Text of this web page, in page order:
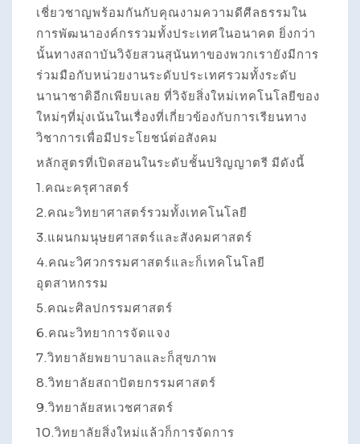
เชี่ยวชาญพร้อมกันกับคุณงามความดีศีลธรรมใน
การพัฒนาองค์กรรวมทั้งประเทศในอนาคต ยิ่งกว่า
นั้นทางสถาบันวิจัยสวนสุนันทาของพวกเรายังมีการ
ร่วมมือกับหน่วยงานระดับประเทศรวมทั้งระดับ
นานาชาติอีกเพียบเลย ที่วิจัยสิ่งใหม่เทคโนโลยีของ
ใหม่ๆที่มุ่งเน้นในเรื่องที่เกี่ยวข้องกับการเรียนทาง
วิชาการเพื่อมีประโยชน์ต่อสังคม
หลักสูตรที่เปิดสอนในระดับชั้นปริญญาตรี มีดังนี้
1.คณะครุศาสตร์
2.คณะวิทยาศาสตร์รวมทั้งเทคโนโลยี
3.แผนกมนุษยศาสตร์และสังคมศาสตร์
4.คณะวิศวกรรมศาสตร์และก็เทคโนโลยี
อุตสาหกรรม
5.คณะศิลปกรรมศาสตร์
6.คณะวิทยาการจัดแจง
7.วิทยาลัยพยาบาลและก็สุขภาพ
8.วิทยาลัยสถาปัตยกรรมศาสตร์
9.วิทยาลัยสหเวชศาสตร์
10.วิทยาลัยสิ่งใหม่แล้วก็การจัดการ